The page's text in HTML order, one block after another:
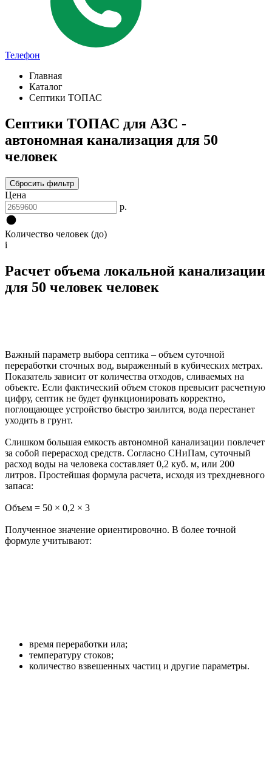
Телефон
Главная
Каталог
Септики ТОПАС
Септики ТОПАС для АЗС -
автономная канализация для 50
человек
Сбросить фильтр
Цена
р.
Количество человек (до)
i
Расчет объема локальной канализации
для 50 человек человек
Важный параметр выбора септика – объем суточной
переработки сточных вод, выраженный в кубических метрах.
Показатель зависит от количества отходов, сливаемых на
объекте. Если фактический объем стоков превысит расчетную
цифру, септик не будет функционировать корректно,
поглощающее устройство быстро заилится, вода перестанет
уходить в грунт.
Слишком большая емкость автономной канализации повлечет
за собой перерасход средств. Согласно СНиПам, суточный
расход воды на человека составляет 0,2 куб. м, или 200
литров. Простейшая формула расчета, исходя из трехдневного
запаса:
Объем = 50 × 0,2 × 3
Полученное значение ориентировочно. В более точной
формуле учитывают:
время переработки ила;
температуру стоков;
количество взвешенных частиц и другие параметры.